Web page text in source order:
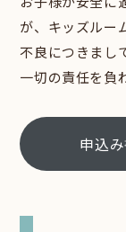
が、キッズルー
不良につきまし
一切の責任を負
申込